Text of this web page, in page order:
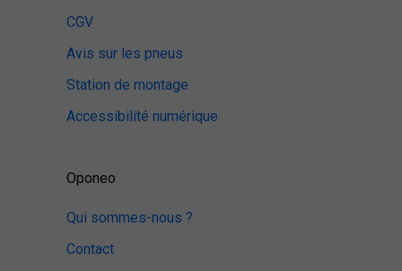
CGV
Avis sur les pneus
Station de montage
Accessibilité numérique
Oponeo
Qui sommes-nous ?
Contact